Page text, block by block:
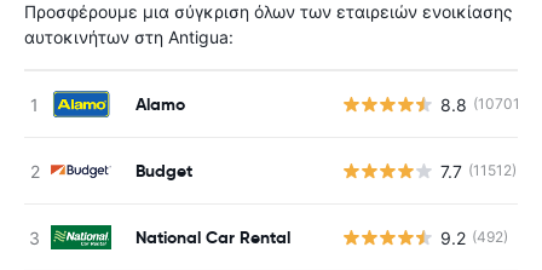
Προσφέρουμε μια σύγκριση όλων των εταιρειών ενοικίασης
αυτοκινήτων στη Antigua:
Alamo 8.8 (10701)
Budget 7.7 (11512)
National Car Rental 9.2 (492)